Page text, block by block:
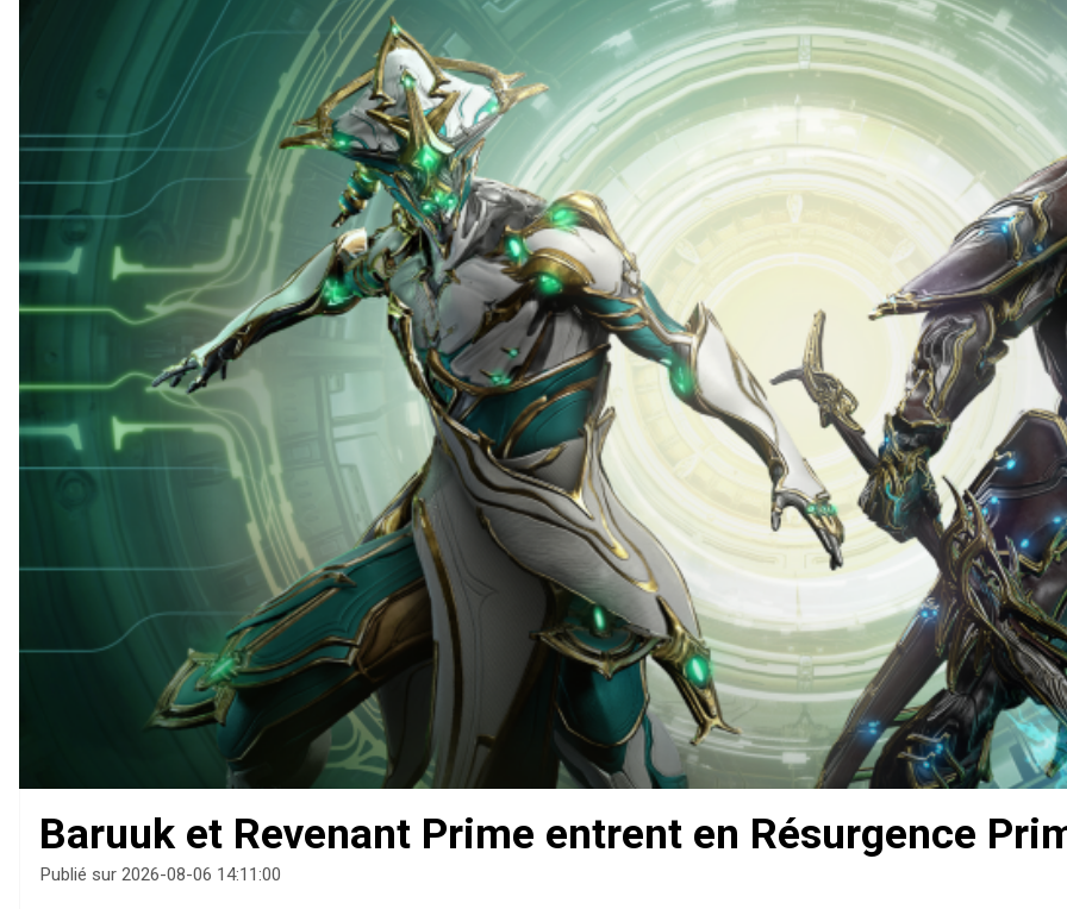
Baruuk et Revenant Prime entrent en Résurgence
Publié sur 2026-08-06 14:11:00